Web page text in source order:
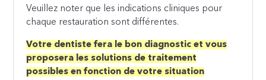
Veuillez noter que les indications cliniques pour
chaque restauration sont différentes.
Votre dentiste fera le bon diagnostic et vous
proposera les solutions de traitement
possibles en fonction de votre situation